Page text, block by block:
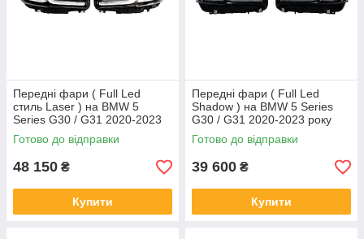
Передні фари ( Full Led
стиль Laser ) на BMW 5
Series G30 / G31 2020-2023
року
Готово до відправки
48 150 ₴
Купити
Передні фари ( Full Led
Shadow ) на BMW 5 Series
G30 / G31 2020-2023 року
Готово до відправки
39 600 ₴
Купити